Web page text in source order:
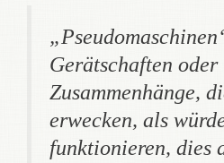
Gerätschaften oder
Zusammenhänge,
erwecken, als
funktionieren, dies